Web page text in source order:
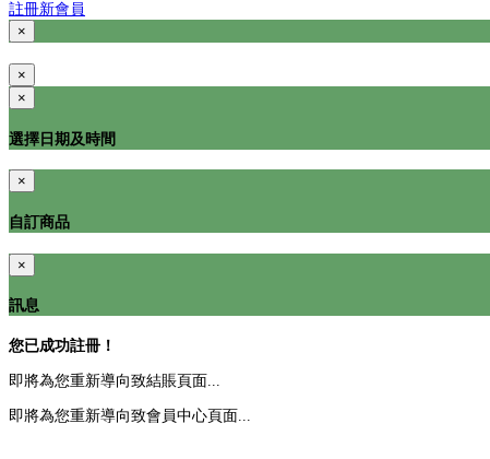
註冊新會員
×
×
×
選擇日期及時間
×
自訂商品
×
訊息
您已成功註冊！
即將為您重新導向致結賬頁面...
即將為您重新導向致會員中心頁面...